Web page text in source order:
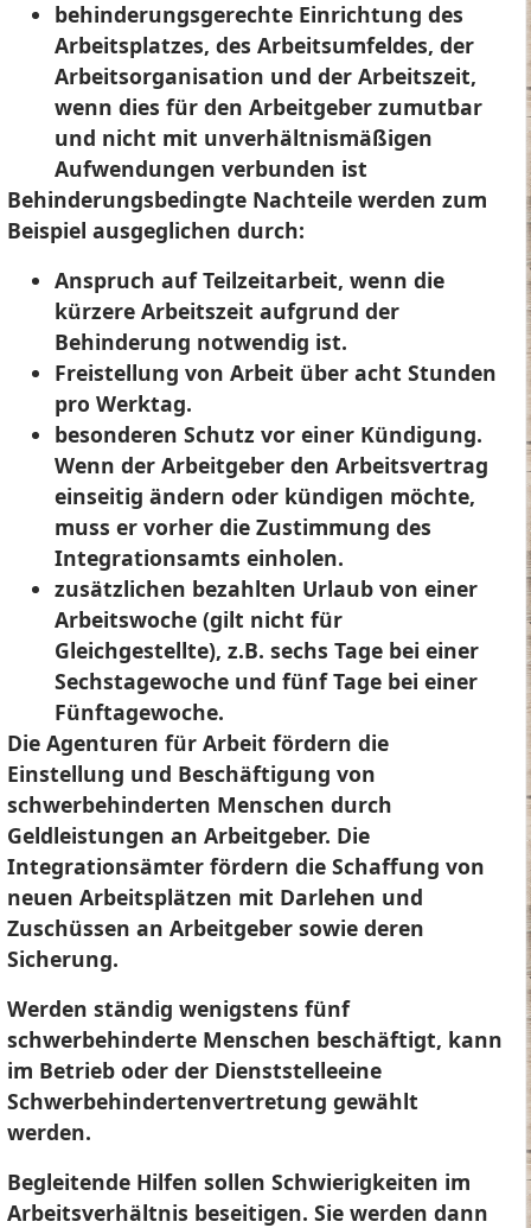
behinderungsgerechte Einrichtung des
Arbeitsplatzes, des Arbeitsumfeldes, der
Arbeitsorganisation und der Arbeitszeit,
wenn dies für den Arbeitgeber zumutbar
und nicht mit unverhältnismäßigen
Aufwendungen verbunden ist
Behinderungsbedingte Nachteile werden zum
Beispiel ausgeglichen durch:
Anspruch auf Teilzeitarbeit, wenn die
kürzere Arbeitszeit aufgrund der
Behinderung notwendig ist.
Freistellung von Arbeit über acht Stunden
pro Werktag.
besonderen Schutz vor einer Kündigung.
Wenn der Arbeitgeber den Arbeitsvertrag
einseitig ändern oder kündigen möchte,
muss er vorher die Zustimmung des
Integrationsamts einholen.
zusätzlichen bezahlten Urlaub von einer
Arbeitswoche (gilt nicht für
Gleichgestellte), z.B. sechs Tage bei einer
Sechstagewoche und fünf Tage bei einer
Fünftagewoche.
Die Agenturen für Arbeit fördern die
Einstellung und Beschäftigung von
schwerbehinderten Menschen durch
Geldleistungen an Arbeitgeber. Die
Integrationsämter fördern die Schaffung von
neuen Arbeitsplätzen mit Darlehen und
Zuschüssen an Arbeitgeber sowie deren
Sicherung.
Werden ständig wenigstens fünf
schwerbehinderte Menschen beschäftigt, kann
im Betrieb oder der Dienststelleeine
Schwerbehindertenvertretung gewählt
werden.
Begleitende Hilfen sollen Schwierigkeiten im
Arbeitsverhältnis beseitigen. Sie werden dann